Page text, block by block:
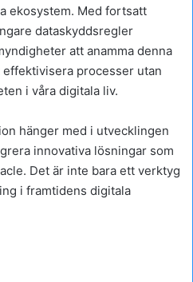
ekosystem. Med fortsatt
dataskyddsregler
att anamma denna
processer utan
i våra digitala liv.
hänger med i utvecklingen
innovativa lösningar som
Det är inte bara ett verktyg
i framtidens digitala